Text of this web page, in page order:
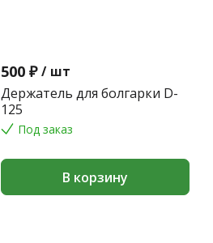
500 ₽ / шт
Держатель для болгарки D-
125
Под заказ
В корзину